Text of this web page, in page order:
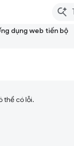
dụng web tiến bộ
thể có lỗi.